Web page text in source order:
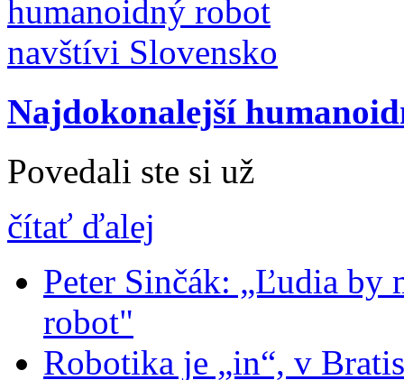
Najdokonalejší
Povedali ste si už
čítať ďalej
Peter Sinčák: „Ľudia
robot"
Robotika je „in“, v